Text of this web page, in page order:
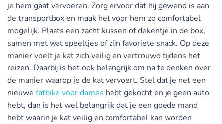
je hem gaat vervoeren. Zorg ervoor dat hij gewend is aan
de transportbox en maak het voor hem zo comfortabel
mogelijk. Plaats een zacht kussen of dekentje in de box,
samen met wat speeltjes of zijn favoriete snack. Op deze
manier voelt je kat zich veilig en vertrouwd tijdens het
reizen. Daarbij is het ook belangrijk om na te denken over
de manier waarop je de kat vervoert. Stel dat je net een
nieuwe fatbike voor dames hebt gekocht en je geen auto
hebt, dan is het wel belangrijk dat je een goede mand
hebt waarin je kat veilig en comfortabel kan worden